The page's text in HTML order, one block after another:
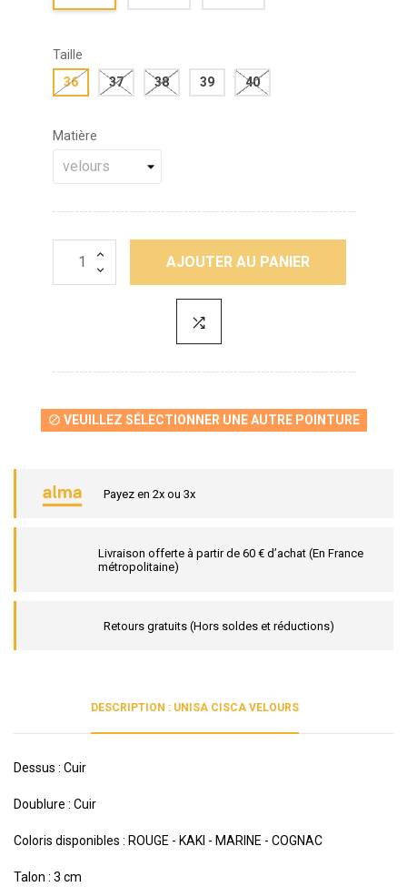
Taille
36
37 38 39 40
Matière
AJOUTER AU PANIER
 VEUILLEZ SÉLECTIONNER UNE AUTRE POINTURE
Payez en 2x ou 3x
Livraison offerte à partir de 60 € d’achat (En France
métropolitaine)
Retours gratuits (Hors soldes et réductions)
DESCRIPTION : UNISA CISCA VELOURS
Dessus : Cuir
Doublure : Cuir
Coloris disponibles : ROUGE - KAKI - MARINE - COGNAC
Talon : 3 cm